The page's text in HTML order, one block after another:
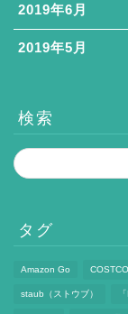
2019年6月
2019年5月
検索
タグ
Amazon Go
staub（ストウブ）